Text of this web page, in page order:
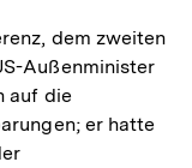
dem zweiten
Außenminister
auf die
er hatte